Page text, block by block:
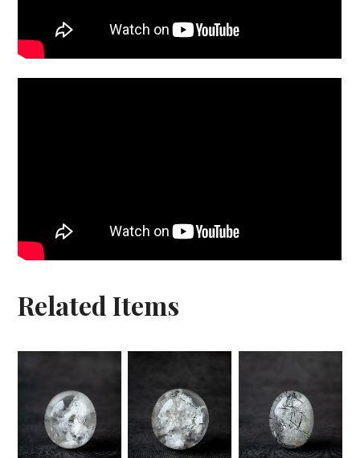
Related Items